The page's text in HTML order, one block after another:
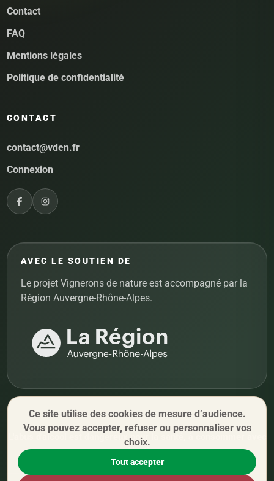
Contact
FAQ
Mentions légales
Politique de confidentialité
CONTACT
contact@vden.fr
Connexion
AVEC LE SOUTIEN DE
Le projet Vignerons de nature est accompagné par la
Région Auvergne-Rhône-Alpes.
L'abus d'alcool est dangereux pour la santé, à consommer avec
modération.
Ce site utilise des cookies de mesure d’audience.
Vous pouvez accepter, refuser ou personnaliser vos
choix.
Tout accepter